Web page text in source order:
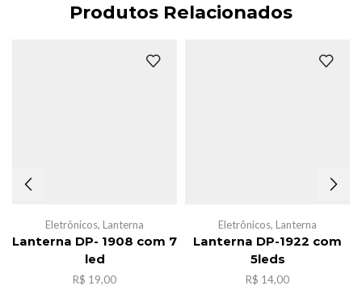
Produtos Relacionados
Eletrônicos, Lanterna
Lanterna DP- 1908 com 7
led
R$ 19,00
Eletrônicos, Lanterna
Lanterna DP-1922 com
5leds
R$ 14,00